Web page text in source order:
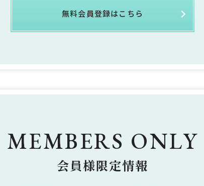
無料会員登録はこちら
MEMBERS ONLY
会員様限定情報